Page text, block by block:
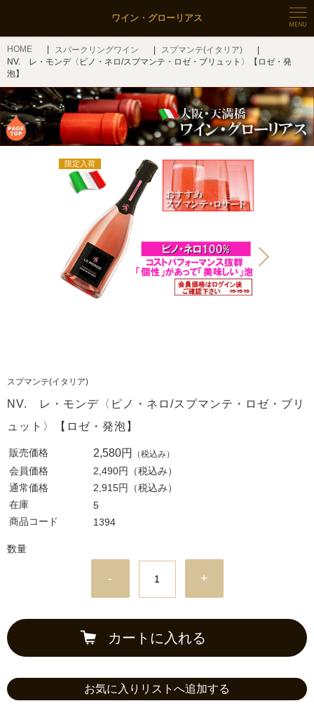
ワイン・グローリアス
HOME スパークリングワイン
スプマンテ(イタリア)
NV. レ・モンデ〈ピノ・ネロ/スプマンテ・ロゼ・ブリュット〉【ロゼ・発
泡】
スプマンテ(イタリア)
NV. レ・モンデ〈ピノ・ネロ/スプマンテ・ロゼ・ブリ
ュット〉【ロゼ・発泡】
販売価格 2,580円 （税込み）
会員価格 2,490円
（税込み）
通常価格
2,915円
（税込み）
在庫
5
商品コード
1394
数量
- +
カートに入れる
お気に入りリストへ追加する